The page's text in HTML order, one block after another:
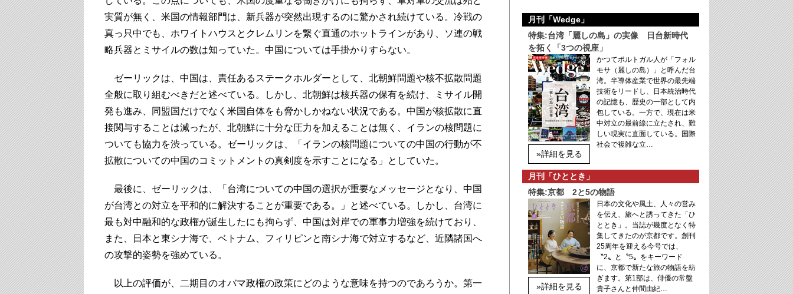
実質が無く、米国の情報部門は、新兵器が突然出現するのに驚かされ続けている。冷戦の
真っ只中でも、ホワイトハウスとクレムリンを繋ぐ直通のホットラインがあり、ソ連の戦
略兵器とミサイルの数は知っていた。中国については手掛かりすらない。
ゼーリックは、中国は、責任あるステークホルダーとして、北朝鮮問題や核不拡散問題
全般に取り組むべきだと述べている。しかし、北朝鮮は核兵器の保有を続け、ミサイル開
発も進み、同盟国だけでなく米国自体をも脅かしかねない状況である。中国が核拡散に直
接関与することは減ったが、北朝鮮に十分な圧力を加えることは無く、イランの核問題に
ついても協力を渋っている。ゼーリックは、「イランの核問題についての中国の行動が不
拡散についての中国のコミットメントの真剣度を示すことになる」としていた。
最後に、ゼーリックは、「台湾についての中国の選択が重要なメッセージとなり、中国
が台湾との対立を平和的に解決することが重要である。」と述べている。しかし、台湾に
最も対中融和的な政権が誕生したにも拘らず、中国は対岸での軍事力増強を続けており、
また、日本と東シナ海で、ベトナム、フィリピンと南シナ海で対立するなど、近隣諸国へ
の攻撃的姿勢を強めている。
以上の評価が、二期目のオバマ政権の政策にどのような意味を持つのであろうか。第一
月刊「Wedge」
特集:台湾「麗しの島」の実像 日台新時代
を拓く「3つの視座」
»詳細を見る
かつてポルトガル人が「フォル
モサ（麗しの島）」と呼んだ台
湾。半導体産業で世界の最先端
技術をリードし、日本統治時代
の記憶も、歴史の一部として内
包している。一方で、現在は米
中対立の最前線に立たされ、難
しい現実に直面している。国際
社会で複雑な立…
月刊「ひととき」
特集:京都 2と5の物語
»詳細を見る
日本の文化や風土、人々の営み
を伝え、旅へと誘ってきた「ひ
ととき」。当誌が幾度となく特
集してきたのが京都です。創刊
25周年を迎える今号では、
〝2〟と〝5〟をキーワード
に、京都で新たな旅の物語を紡
ぎます。第1部は、俳優の常盤
貴子さんと仲間由紀…